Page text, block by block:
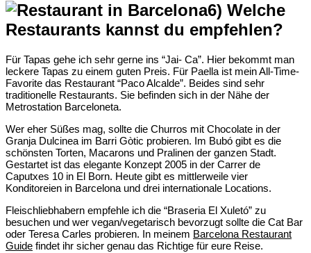
6) Welche
Restaurants kannst du empfehlen?
Für Tapas gehe ich sehr gerne ins “Jai- Ca”. Hier bekommt man
leckere Tapas zu einem guten Preis. Für Paella ist mein All-Time-
Favorite das Restaurant “Paco Alcalde”. Beides sind sehr
traditionelle Restaurants. Sie befinden sich in der Nähe der
Metrostation Barceloneta.
Wer eher Süßes mag, sollte die Churros mit Chocolate in der
Granja Dulcinea im Barri Gòtic probieren. Im Bubó gibt es die
schönsten Torten, Macarons und Pralinen der ganzen Stadt.
Gestartet ist das elegante Konzept 2005 in der Carrer de
Caputxes 10 in El Born. Heute gibt es mittlerweile vier
Konditoreien in Barcelona und drei internationale Locations.
Fleischliebhabern empfehle ich die “Braseria El Xuletó” zu
besuchen und wer vegan/vegetarisch bevorzugt sollte die Cat Bar
oder Teresa Carles probieren. In meinem Barcelona Restaurant
Guide findet ihr sicher genau das Richtige für eure Reise.